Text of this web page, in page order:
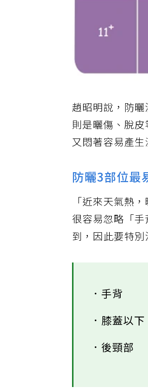
趙昭明說，防
則是曬傷、脫
又悶著容易產生
防曬3部位最
「近來天氣熱
很容易忽略「
到，因此要特別
．手背
．膝蓋以下
．後頸部